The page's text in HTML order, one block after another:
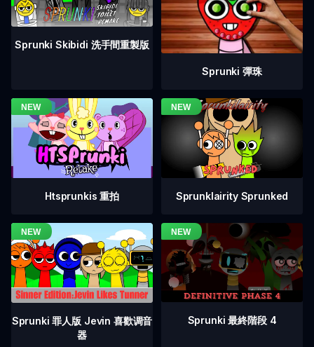
Sprunki Skibidi 洗手間重製版
Sprunki 彈珠
Htsprunkis 重拍 Sprunklairity Sprunked
Sprunki 罪人版 Jevin 喜歡调音
器
Sprunki 最終階段 4